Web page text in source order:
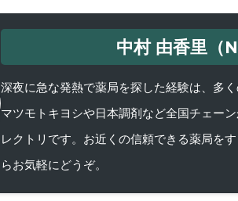
中村 由香里（
深夜に急な発熱で薬局を探した経験は、多
マツモトキヨシや日本調剤など全国チェー
レクトリです。お近くの信頼できる薬局を
らお気軽にどうぞ。